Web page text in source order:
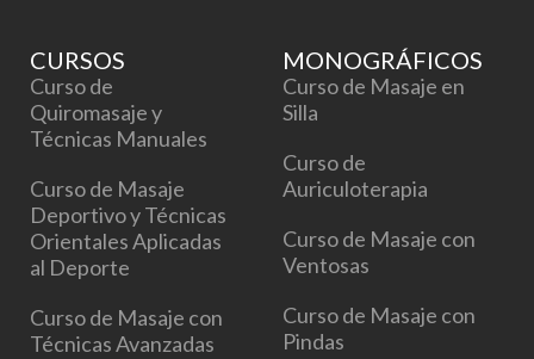
CURSOS
Curso de
Quiromasaje y
Técnicas Manuales
Curso de Masaje
Deportivo y Técnicas
Orientales Aplicadas
al Deporte
Curso de Masaje con
Técnicas Avanzadas
MONOGRÁFICOS
Curso de Masaje en
Silla
Curso de
Auriculoterapia
Curso de Masaje con
Ventosas
Curso de Masaje con
Pindas